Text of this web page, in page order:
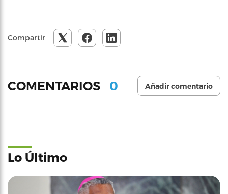
Compartir
COMENTARIOS 0 Añadir comentario
Lo Último